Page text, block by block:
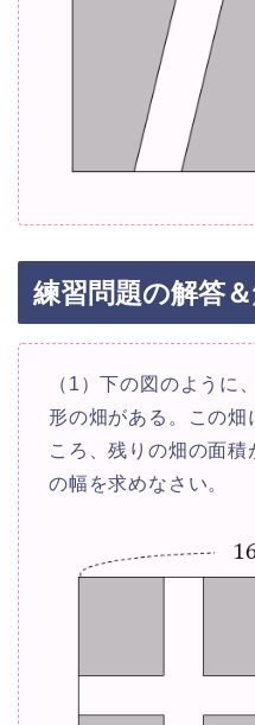
練習問題の解答
（1）下の図のように
形の畑がある。この畑
ころ、残りの畑の面
の幅を求めなさい。